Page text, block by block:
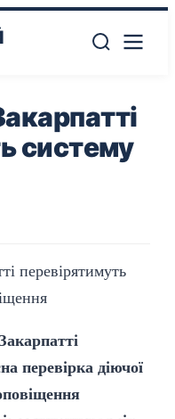
систему
перевірка діючої